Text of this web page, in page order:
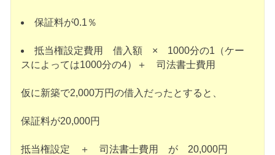
保証料が0.1％
抵当権設定費用 借入額 × 1000分の1（ケー
スによっては1000分の4）＋ 司法書士費用
仮に新築で2,000万円の借入だったとすると、
保証料が20,000円
抵当権設定 ＋ 司法書士費用 が 20,000円